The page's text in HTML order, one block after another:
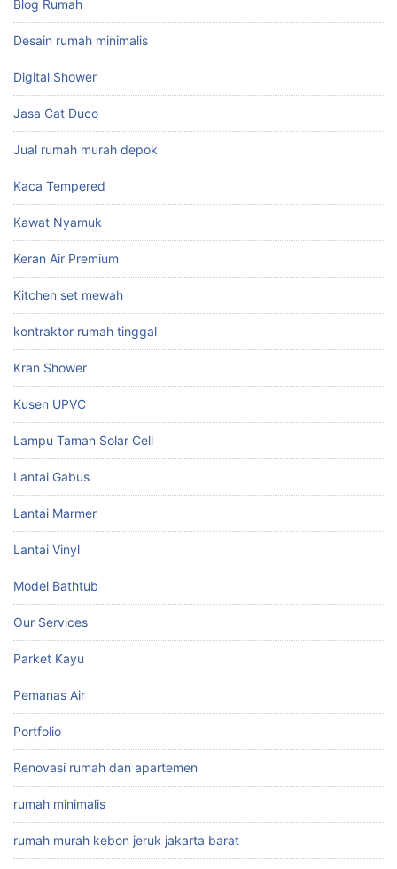
Blog Rumah
Desain rumah minimalis
Digital Shower
Jasa Cat Duco
Jual rumah murah depok
Kaca Tempered
Kawat Nyamuk
Keran Air Premium
Kitchen set mewah
kontraktor rumah tinggal
Kran Shower
Kusen UPVC
Lampu Taman Solar Cell
Lantai Gabus
Lantai Marmer
Lantai Vinyl
Model Bathtub
Our Services
Parket Kayu
Pemanas Air
Portfolio
Renovasi rumah dan apartemen
rumah minimalis
rumah murah kebon jeruk jakarta barat